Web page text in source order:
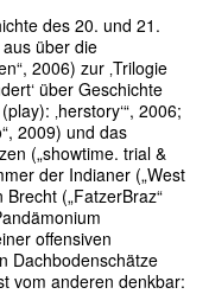
des 20. und 21.
über die
2006) zur ‚Trilogie
über Geschichte
‚herstory‘“, 2006;
2009) und das
(„showtime. trial &
der Indianer („West
(„FatzerBraz“
offensiven
Dachbodenschätze
vom anderen denkbar: